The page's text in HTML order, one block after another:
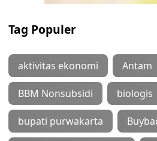
Tag Populer
aktivitas ekonomi Antam
BBM Nonsubsidi biologis
bupati purwakarta